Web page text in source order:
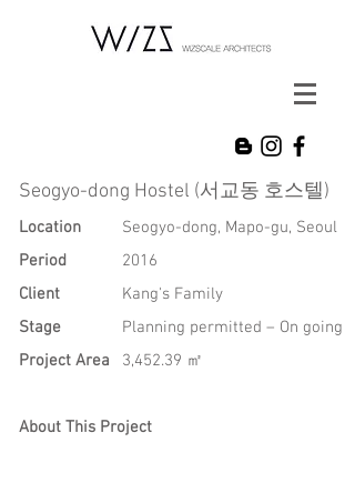
Seogyo-dong Hostel (서교동 호스텔)
Location
Period
Client
Stage
Project Area
About This Project
Seogyo-dong, Mapo-gu, Seoul
2016
Kang's Family
Planning permitted – On going
3,452.39 ㎡